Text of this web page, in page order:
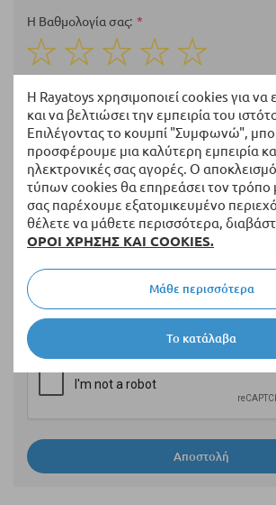
Η Rayatoys χρησιμοποιεί cookies για να
και να βελτιώσει την εμπειρία του
Επιλέγοντας το κουμπί "Συμφωνώ",
προσφέρουμε μια καλύτερη εμπειρία
ηλεκτρονικές σας αγορές. Ο
τύπων cookies θα επηρεάσει τον τρόπο
σας παρέχουμε εξατομικευμένο
θέλετε να μάθετε περισσότερα,
ΟΡΟΙ ΧΡΗΣΗΣ ΚΑΙ COOKIES.
Το κατάλαβα
Μάθε περισσότερα
Η Βαθμολογία σας
1
star
2
stars
3
stars
4
stars
5
stars
Ονοματεπώνυμο
Περίληψη
Αξιολόγηση
Αποστολή